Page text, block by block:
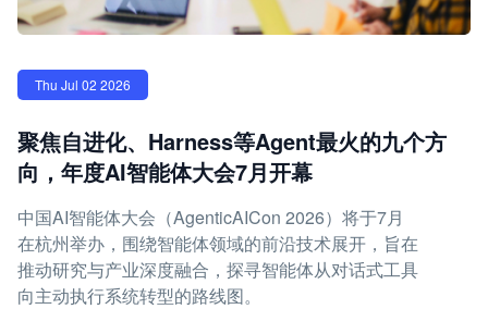
Thu Jul 02 2026
聚焦自进化、Harness等Agent最火的九个方
向，年度AI智能体大会7月开幕
中国AI智能体大会（AgenticAICon 2026）将于7月
在杭州举办，围绕智能体领域的前沿技术展开，旨在
推动研究与产业深度融合，探寻智能体从对话式工具
向主动执行系统转型的路线图。